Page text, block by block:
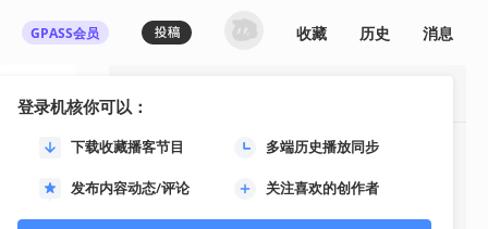
GPASS会员
登录机核你可以：
下载收藏播客节目 多端历史播放同步
发布内容动态/评论 关注喜欢的创作者
收藏 历史 消息
最热资讯
《GTA6》“分量十足的一瞥”预
37 喜欢•30评论